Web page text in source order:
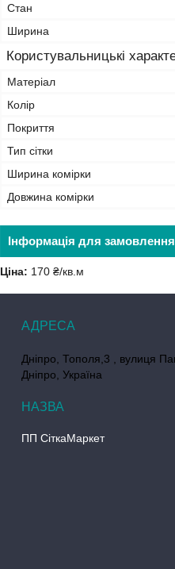
Стан
Ширина
Користувальницькі
Матеріал
Колір
Покриття
Тип сітки
Ширина комірки
Довжина комірки
Інформація для замовлення
Ціна: 170 ₴/кв.м
Дніпро, Тополя,3 , вулиця
Дніпро, Україна
ПП СіткаМаркет